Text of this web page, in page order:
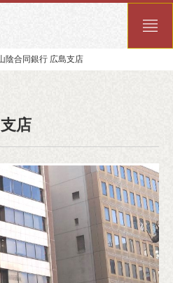
陰合同銀行 広島支店
店